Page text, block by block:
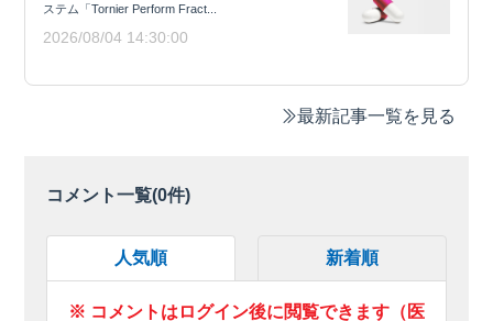
ステム「Tornier Perform Fract...
2026/08/04 14:30:00
最新記事一覧を見る
コメント一覧(0件)
人気順 新着順
※ コメントはログイン後に閲覧できます（医